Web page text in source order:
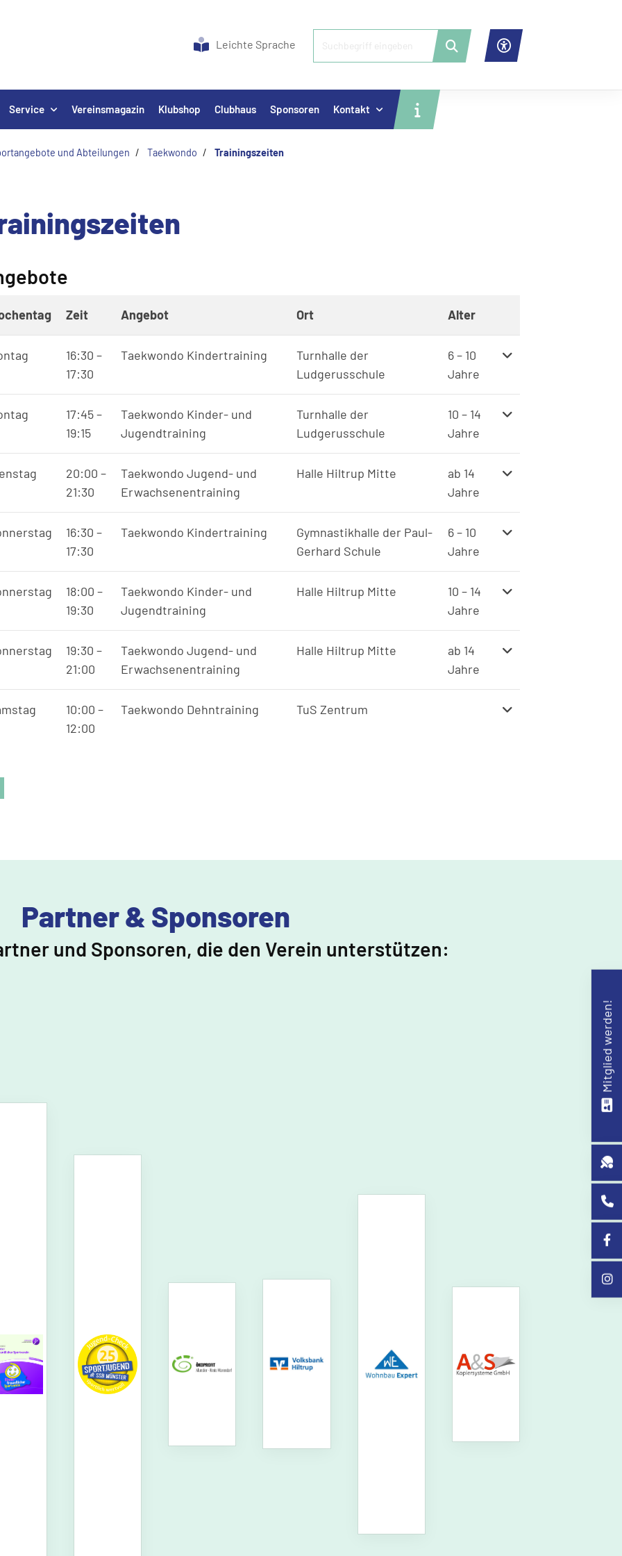
Leichte Sprache
Service Vereinsmagazin Klubshop Clubhaus Sponsoren Kontakt
und Abteilungen Taekwondo Trainingszeiten
Zeit Angebot Ort
Alter
Weitere
16:30 –
17:30
Taekwondo Kindertraining
Turnhalle der
Ludgerusschule
6 – 10
Jahre
17:45–
19:15
Taekwondo Kinder- und
Jugendtraining
Turnhalle der
Ludgerusschule
10 – 14
Jahre
20:00 –
21:30
Taekwondo Jugend- und
Erwachsenentraining
Halle Hiltrup Mitte
ab 14
Jahre
16:30 –
17:30
Taekwondo Kindertraining
Gymnastikhalle der Paul-
Gerhard Schule
6 – 10
Jahre
18:00 –
19:30
Taekwondo Kinder- und
Jugendtraining
Halle Hiltrup Mitte
10 – 14
Jahre
19:30 –
21:00
Taekwondo Jugend- und
Erwachsenentraining
Halle Hiltrup Mitte
ab 14
Jahre
10:00 –
12:00
Taekwondo Dehntraining TuS Zentrum
Partner & Sponsoren
und Sponsoren, die den Verein unterstützen:
Mitglied werden!